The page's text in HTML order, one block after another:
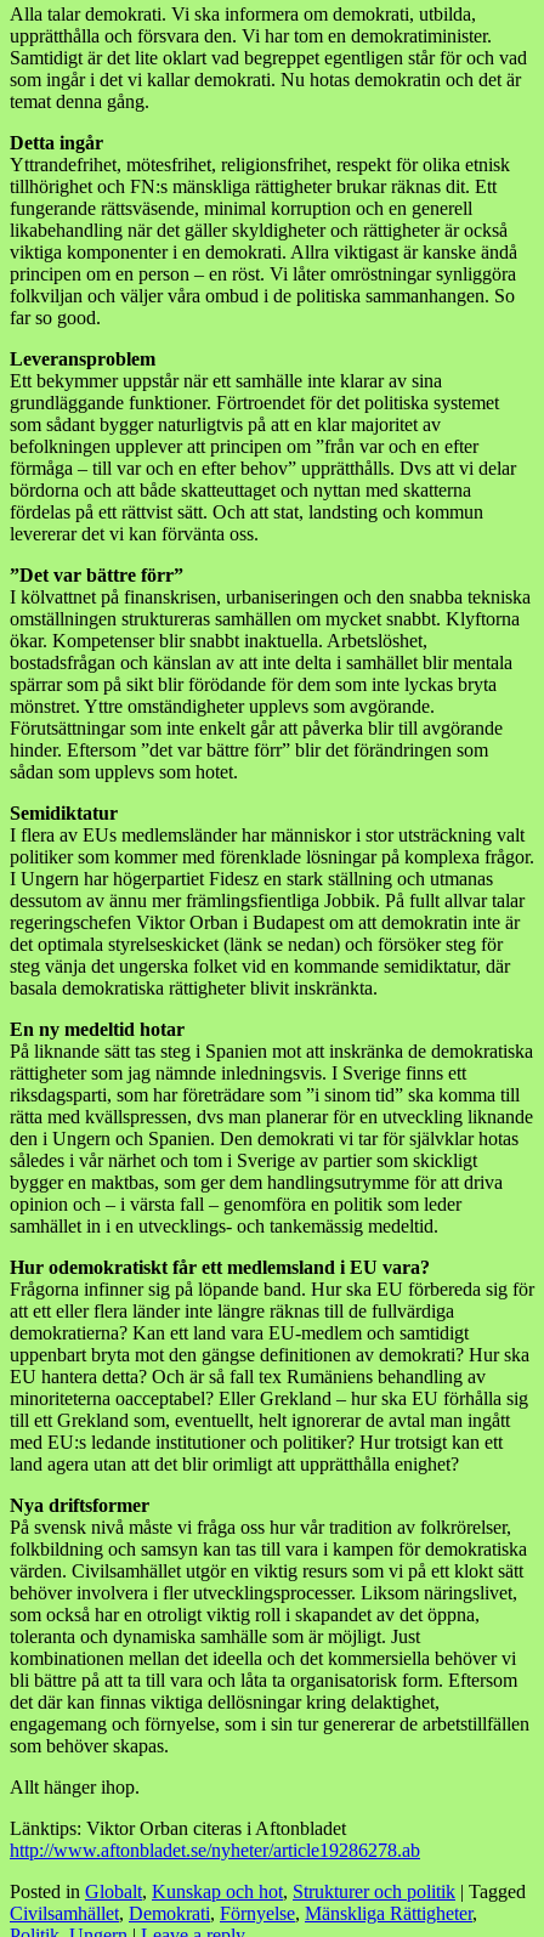
Alla talar demokrati. Vi ska informera om demokrati, utbilda,
upprätthålla och försvara den. Vi har tom en demokratiminister.
Samtidigt är det lite oklart vad begreppet egentligen står för och vad
som ingår i det vi kallar demokrati. Nu hotas demokratin och det är
temat denna gång.
Detta ingår
Yttrandefrihet, mötesfrihet, religionsfrihet, respekt för olika etnisk
tillhörighet och FN:s mänskliga rättigheter brukar räknas dit. Ett
fungerande rättsväsende, minimal korruption och en generell
likabehandling när det gäller skyldigheter och rättigheter är också
viktiga komponenter i en demokrati. Allra viktigast är kanske ändå
principen om en person – en röst. Vi låter omröstningar synliggöra
folkviljan och väljer våra ombud i de politiska sammanhangen. So
far so good.
Leveransproblem
Ett bekymmer uppstår när ett samhälle inte klarar av sina
grundläggande funktioner. Förtroendet för det politiska systemet
som sådant bygger naturligtvis på att en klar majoritet av
befolkningen upplever att principen om ”från var och en efter
förmåga – till var och en efter behov” upprätthålls. Dvs att vi delar
bördorna och att både skatteuttaget och nyttan med skatterna
fördelas på ett rättvist sätt. Och att stat, landsting och kommun
levererar det vi kan förvänta oss.
”Det var bättre förr”
I kölvattnet på finanskrisen, urbaniseringen och den snabba tekniska
omställningen struktureras samhällen om mycket snabbt. Klyftorna
ökar. Kompetenser blir snabbt inaktuella. Arbetslöshet,
bostadsfrågan och känslan av att inte delta i samhället blir mentala
spärrar som på sikt blir förödande för dem som inte lyckas bryta
mönstret. Yttre omständigheter upplevs som avgörande.
Förutsättningar som inte enkelt går att påverka blir till avgörande
hinder. Eftersom ”det var bättre förr” blir det förändringen som
sådan som upplevs som hotet.
Semidiktatur
I flera av EUs medlemsländer har människor i stor utsträckning valt
politiker som kommer med förenklade lösningar på komplexa frågor.
I Ungern har högerpartiet Fidesz en stark ställning och utmanas
dessutom av ännu mer främlingsfientliga Jobbik. På fullt allvar talar
regeringschefen Viktor Orban i Budapest om att demokratin inte är
det optimala styrelseskicket (länk se nedan) och försöker steg för
steg vänja det ungerska folket vid en kommande semidiktatur, där
basala demokratiska rättigheter blivit inskränkta.
En ny medeltid hotar
På liknande sätt tas steg i Spanien mot att inskränka de demokratiska
rättigheter som jag nämnde inledningsvis. I Sverige finns ett
riksdagsparti, som har företrädare som ”i sinom tid” ska komma till
rätta med kvällspressen, dvs man planerar för en utveckling liknande
den i Ungern och Spanien. Den demokrati vi tar för självklar hotas
således i vår närhet och tom i Sverige av partier som skickligt
bygger en maktbas, som ger dem handlingsutrymme för att driva
opinion och – i värsta fall – genomföra en politik som leder
samhället in i en utvecklings- och tankemässig medeltid.
Hur odemokratiskt får ett medlemsland i EU vara?
Frågorna infinner sig på löpande band. Hur ska EU förbereda sig för
att ett eller flera länder inte längre räknas till de fullvärdiga
demokratierna? Kan ett land vara EU-medlem och samtidigt
uppenbart bryta mot den gängse definitionen av demokrati? Hur ska
EU hantera detta? Och är så fall tex Rumäniens behandling av
minoriteterna oacceptabel? Eller Grekland – hur ska EU förhålla sig
till ett Grekland som, eventuellt, helt ignorerar de avtal man ingått
med EU:s ledande institutioner och politiker? Hur trotsigt kan ett
land agera utan att det blir orimligt att upprätthålla enighet?
Nya driftsformer
På svensk nivå måste vi fråga oss hur vår tradition av folkrörelser,
folkbildning och samsyn kan tas till vara i kampen för demokratiska
värden. Civilsamhället utgör en viktig resurs som vi på ett klokt sätt
behöver involvera i fler utvecklingsprocesser. Liksom näringslivet,
som också har en otroligt viktig roll i skapandet av det öppna,
toleranta och dynamiska samhälle som är möjligt. Just
kombinationen mellan det ideella och det kommersiella behöver vi
bli bättre på att ta till vara och låta ta organisatorisk form. Eftersom
det där kan finnas viktiga dellösningar kring delaktighet,
engagemang och förnyelse, som i sin tur genererar de arbetstillfällen
som behöver skapas.
Allt hänger ihop.
Länktips: Viktor Orban citeras i Aftonbladet
http://www.aftonbladet.se/nyheter/article19286278.ab
Posted in Globalt, Kunskap och hot, Strukturer och politik | Tagged
Civilsamhället, Demokrati, Förnyelse, Mänskliga Rättigheter,